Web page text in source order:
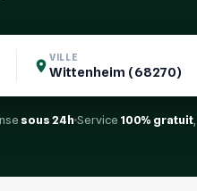
VILLE
sous 24h Service 100% gratuit